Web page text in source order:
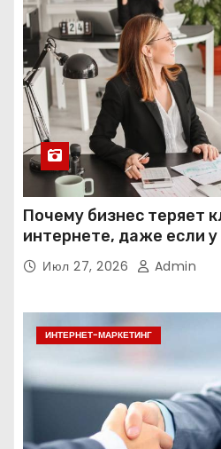
Почему бизнес теряет
интернете, даже если у
Июл 27, 2026 Admin
ИНТЕРНЕТ-МАРКЕТИНГ